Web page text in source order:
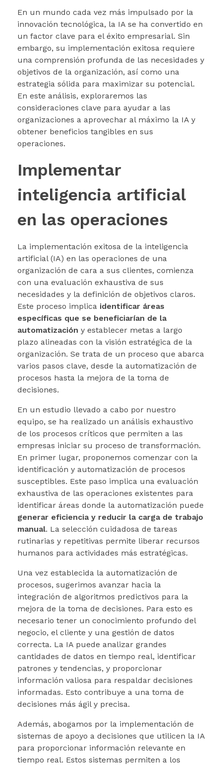
En un mundo cada vez más impulsado por la
innovación tecnológica, la IA se ha convertido en
un factor clave para el éxito empresarial. Sin
embargo, su implementación exitosa requiere
una comprensión profunda de las necesidades y
objetivos de la organización, así como una
estrategia sólida para maximizar su potencial.
En este análisis, exploraremos las
consideraciones clave para ayudar a las
organizaciones a aprovechar al máximo la IA y
obtener beneficios tangibles en sus
operaciones.
Implementar
inteligencia artificial
en las operaciones
La implementación exitosa de la inteligencia
artificial (IA) en las operaciones de una
organización de cara a sus clientes, comienza
con una evaluación exhaustiva de sus
necesidades y la definición de objetivos claros.
Este proceso implica identificar áreas
específicas que se beneficiarían de la
automatización y establecer metas a largo
plazo alineadas con la visión estratégica de la
organización. Se trata de un proceso que abarca
varios pasos clave, desde la automatización de
procesos hasta la mejora de la toma de
decisiones.
En un estudio llevado a cabo por nuestro
equipo, se ha realizado un análisis exhaustivo
de los procesos críticos que permiten a las
empresas iniciar su proceso de transformación.
En primer lugar, proponemos comenzar con la
identificación y automatización de procesos
susceptibles. Este paso implica una evaluación
exhaustiva de las operaciones existentes para
identificar áreas donde la automatización puede
generar eficiencia y reducir la carga de trabajo
manual. La selección cuidadosa de tareas
rutinarias y repetitivas permite liberar recursos
humanos para actividades más estratégicas.
Una vez establecida la automatización de
procesos, sugerimos avanzar hacia la
integración de algoritmos predictivos para la
mejora de la toma de decisiones. Para esto es
necesario tener un conocimiento profundo del
negocio, el cliente y una gestión de datos
correcta. La IA puede analizar grandes
cantidades de datos en tiempo real, identificar
patrones y tendencias, y proporcionar
información valiosa para respaldar decisiones
informadas. Esto contribuye a una toma de
decisiones más ágil y precisa.
Además, abogamos por la implementación de
sistemas de apoyo a decisiones que utilicen la IA
para proporcionar información relevante en
tiempo real. Estos sistemas permiten a los